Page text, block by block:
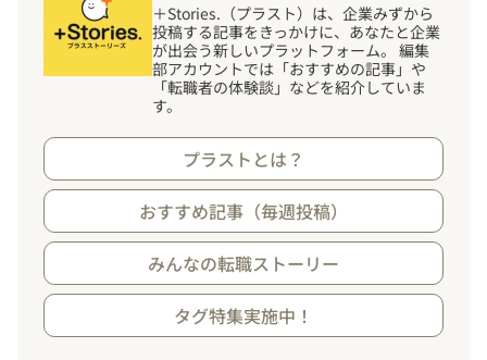
＋Stories.（プラスト）は、企業みずから
投稿する記事をきっかけに、あなたと企業
が出会う新しいプラットフォーム。 編集
部アカウントでは「おすすめの記事」や
「転職者の体験談」などを紹介していま
す。
プラストとは？
おすすめ記事（毎週投稿）
みんなの転職ストーリー
タグ特集実施中！